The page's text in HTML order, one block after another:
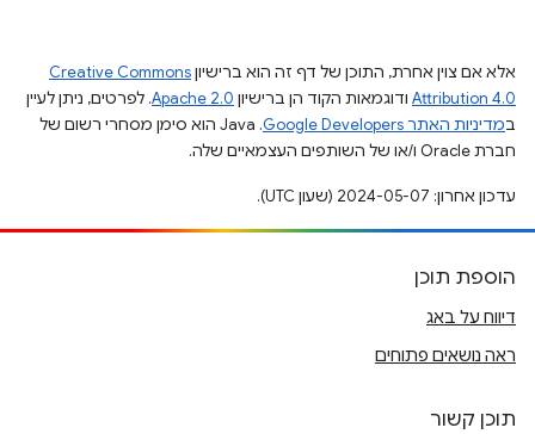
אלא אם צוין אחרת, התוכן של דף זה הוא ברישיוןCreative Commons
Attribution 4.0 ודוגמאות הקוד הן ברישיון Apache 2.0. לפרטים, ניתן לעיין
במדיניות האתר Google Developers‏
.‏ Java הוא סימן מסחרי רשום של
חברת Oracle ו/או של השותפים העצמאיים שלה.
עדכון אחרון: 2024-05-07 (שעון UTC).
הוספת תוכן
דיווח על באג
ראה נושאים פתוחים
תוכן קשור